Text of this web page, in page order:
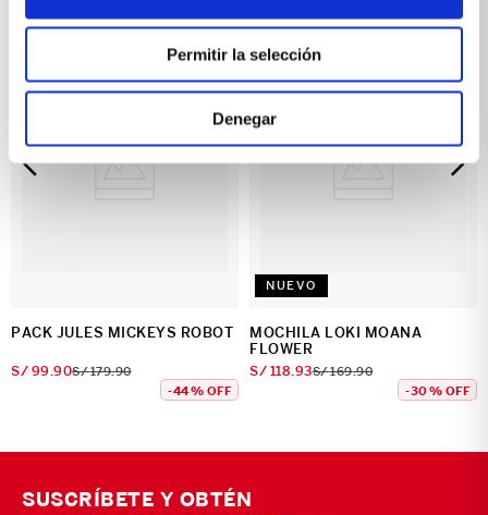
Permitir la selección
Denegar
PACK JULES MICKEYS ROBOT
S/ 99.90S/179.90
-44 % OFF
NUEVO
MOCHILA LOKI MOANA
FLOWER
S/ 118.93S/169.90
-30 % OFF
SUSCRÍBETE Y OBTÉN